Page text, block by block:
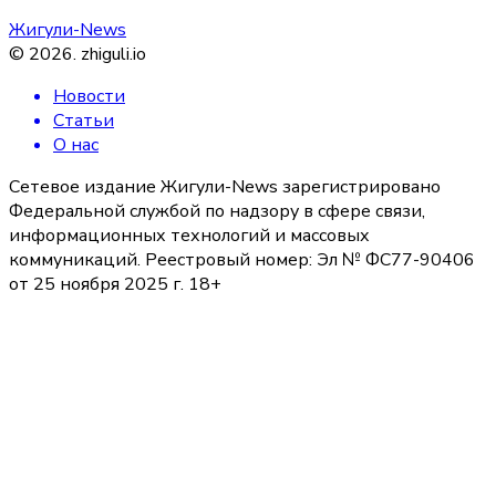
Жигули-News
© 2026. zhiguli.io
Новости
Статьи
О нас
Сетевое издание Жигули-News зарегистрировано
Федеральной службой по надзору в сфере связи,
информационных технологий и массовых
коммуникаций. Реестровый номер: Эл № ФС77-90406
от 25 ноября 2025 г. 18+